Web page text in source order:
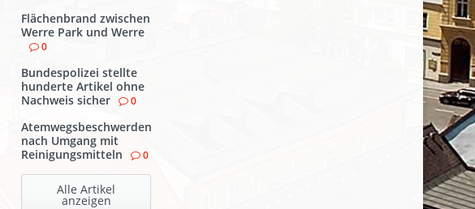
Flächenbrand zwischen
Werre Park und Werre
0
Bundespolizei stellte
hunderte Artikel ohne
Nachweis sicher
0
Atemwegsbeschwerden
nach Umgang mit
Reinigungsmitteln
0
Alle Artikel
anzeigen